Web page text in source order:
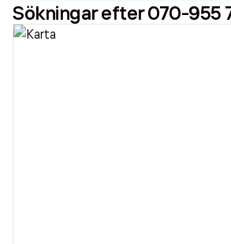
Sökningar efter 070-955